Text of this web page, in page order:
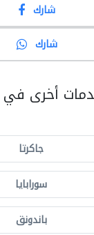
شارك
شارك
أخرى في
جاكرتا
سورابايا
باندونق